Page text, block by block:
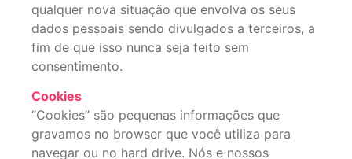
qualquer nova situação que envolva os seus
dados pessoais sendo divulgados a terceiros, a
fim de que isso nunca seja feito sem
consentimento.
Cookies
“Cookies” são pequenas informações que
gravamos no browser que você utiliza para
navegar ou no hard drive. Nós e nossos